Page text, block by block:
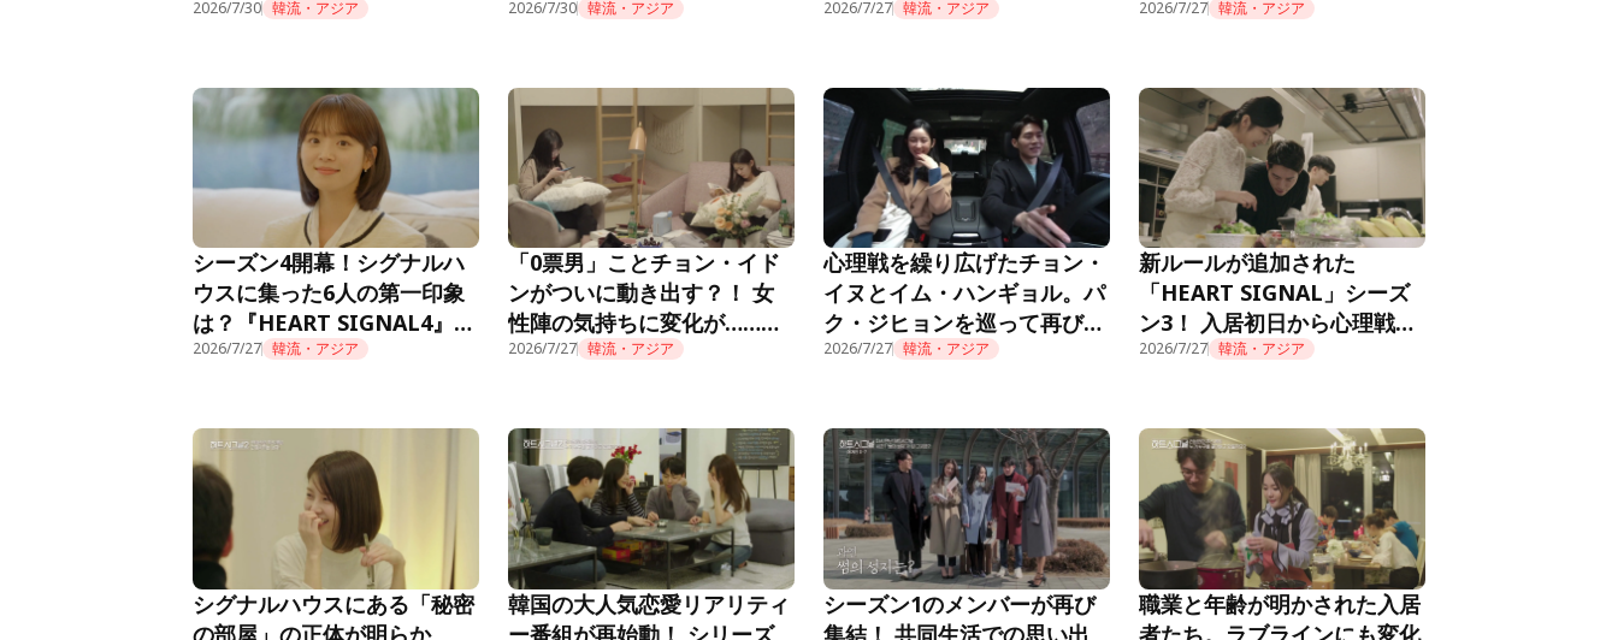
快オフィスファンタジー『新
首位獲得！
2026/7/30 韓流・アジア
Lemino公式
2026/7/30 韓流・アジア 2026/7/27 韓流・アジア
朝『HEART SIGNAL4』第2
2026/7/27 韓流・アジア
シーズン4開幕！シグナルハ
ウスに集った6人の第一印象
は？『HEART SIGNAL4』第
1話
2026/7/27 韓流・アジア
「0票男」ことチョン・イド
ンがついに動き出す？！ 女
性陣の気持ちに変化が……
『HEART SIGNAL3』第3話
2026/7/27 韓流・アジア
心理戦を繰り広げたチョン・
イヌとイム・ハンギョル。パ
ク・ジヒョンを巡って再び火
花を燃やし……？！『HEART
2026/7/27 韓流・アジア
新ルールが追加された
「HEART SIGNAL」シーズ
ン3！ 入居初日から心理戦が
始まり……『HEART
2026/7/27 韓流・アジア
シグナルハウスにある「秘密
の部屋」の正体が明らか
韓国の大人気恋愛リアリティ
ー番組が再始動！ シリーズ
シーズン1のメンバーが再び
集結！ 共同生活での思い出
職業と年齢が明かされた入居
者たち。ラブラインにも変化